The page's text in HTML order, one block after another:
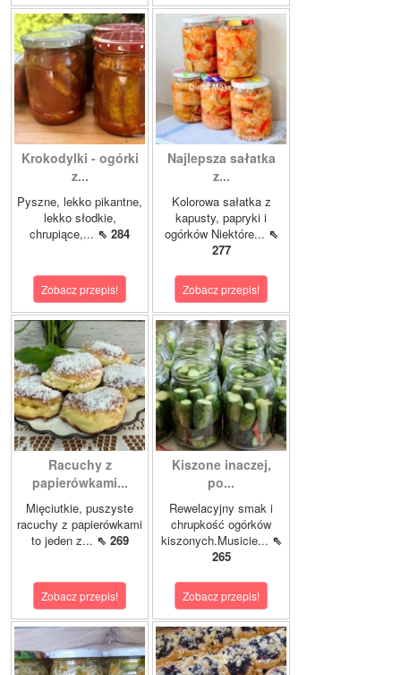
Krokodylki - ogórki
z...
Pyszne, lekko pikantne,
lekko słodkie,
chrupiące,... ⇖ 284
Zobacz przepis!
Najlepsza sałatka
z...
Kolorowa sałatka z
kapusty, papryki i
ogórków Niektóre... ⇖
277
Zobacz przepis!
Racuchy z
papierówkami...
Mięciutkie, puszyste
racuchy z papierówkami
to jeden z... ⇖ 269
Zobacz przepis!
Kiszone inaczej,
po...
Rewelacyjny smak i
chrupkość ogórków
kiszonych.Musicie... ⇖
265
Zobacz przepis!